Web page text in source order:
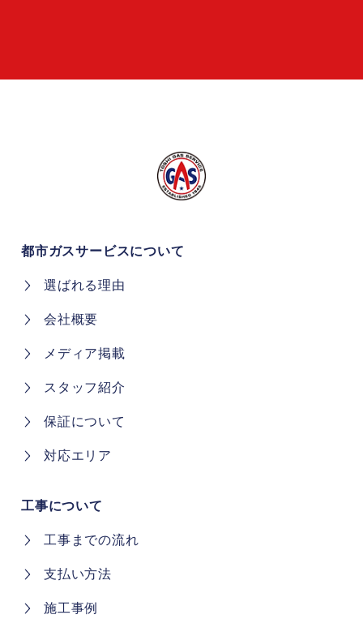
対応エリア
都市ガスサービスについて
選ばれる理由
会社概要
メディア掲載
スタッフ紹介
保証について
工事までの流れ
施工事例
支払い方法
工事について